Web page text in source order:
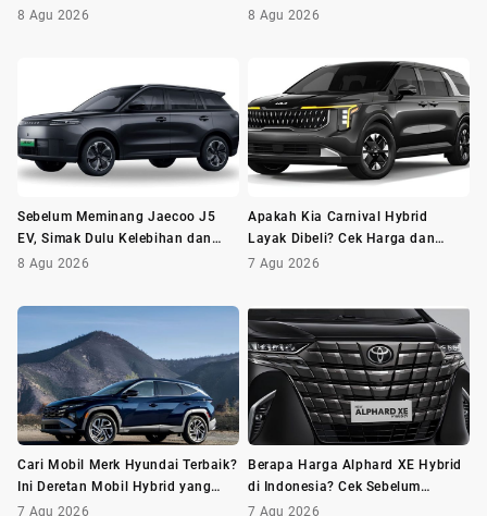
Sebelum Membeli
8 Agu 2026
8 Agu 2026
Sebelum Meminang Jaecoo J5
EV, Simak Dulu Kelebihan dan
Kekurangannya
8 Agu 2026
Apakah Kia Carnival Hybrid
Layak Dibeli? Cek Harga dan
Minusnya Dulu
7 Agu 2026
Cari Mobil Merk Hyundai Terbaik?
Ini Deretan Mobil Hybrid yang
Wajib Dilirik
7 Agu 2026
Berapa Harga Alphard XE Hybrid
di Indonesia? Cek Sebelum
Membeli
7 Agu 2026